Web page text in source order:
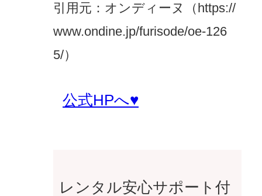
引用元：オンディーヌ（https://
www.ondine.jp/furisode/oe-126
5/）
公式HPへ♥
レンタル安心サポート付